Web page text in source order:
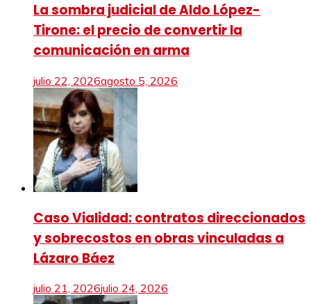
La sombra judicial de Aldo López-
Tirone: el precio de convertir la
comunicación en arma
julio 22, 2026agosto 5, 2026
Caso Vialidad: contratos direccionados
y sobrecostos en obras vinculadas a
Lázaro Báez
julio 21, 2026julio 24, 2026